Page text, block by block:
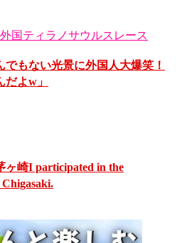
外国ティラノサウルスレース
でもない光景に外国人大爆笑！
だよw」
ヶ崎I participated in the